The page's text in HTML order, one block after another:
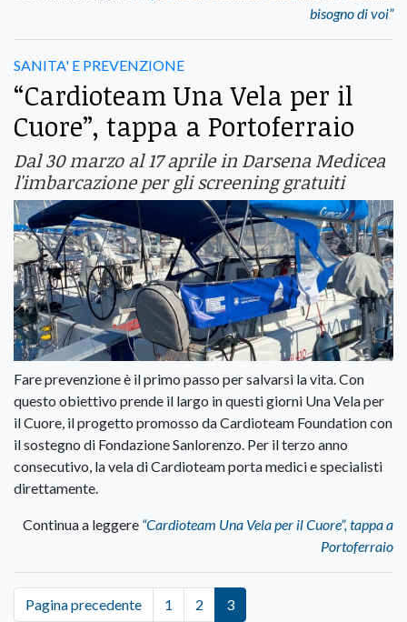
bisogno di voi”
SANITA' E PREVENZIONE
“Cardioteam Una Vela per il
Cuore”, tappa a Portoferraio
Dal 30 marzo al 17 aprile in Darsena Medicea
l'imbarcazione per gli screening gratuiti
Fare prevenzione è il primo passo per salvarsi la vita. Con
questo obiettivo prende il largo in questi giorni Una Vela per
il Cuore, il progetto promosso da Cardioteam Foundation con
il sostegno di Fondazione Sanlorenzo. Per il terzo anno
consecutivo, la vela di Cardioteam porta medici e specialisti
direttamente.
Continua a leggere “Cardioteam Una Vela per il Cuore”, tappa a
Portoferraio
Pagina precedente 1 2 3